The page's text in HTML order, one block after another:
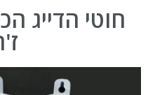
חוטי הדייג